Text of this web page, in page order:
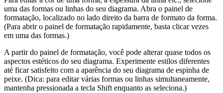
uma das formas ou linhas do seu diagrama. Abra o painel de
formatação, localizado no lado direito da barra de formato da forma.
(Para abrir o painel de formatação rapidamente, basta clicar vezes
em uma das formas.)
A partir do painel de formatação, você pode alterar quase todos os
aspectos estéticos do seu diagrama. Experimente estilos diferentes
até ficar satisfeito com a aparência do seu diagrama de espinha de
peixe. (Dica: para editar várias formas ou linhas simultaneamente,
mantenha pressionada a tecla Shift enquanto as seleciona.)